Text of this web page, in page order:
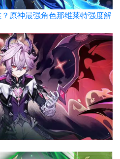
原神最强角色那维莱特强度解